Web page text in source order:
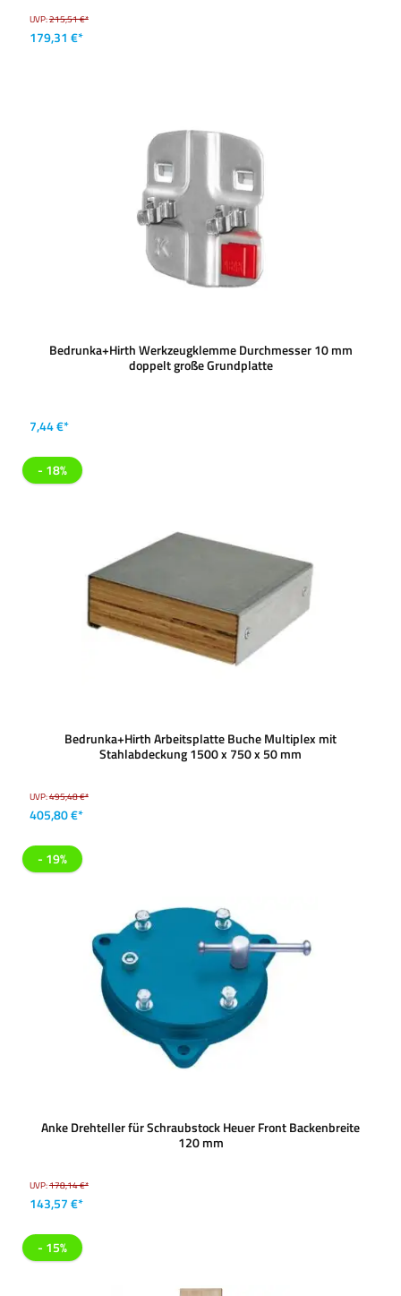
UVP:215,51 €*
179,31 €*
Bedrunka+Hirth Werkzeugklemme Durchmesser 10 mm
doppelt große Grundplatte
7,44 €*
- 18%
Bedrunka+Hirth Arbeitsplatte Buche Multiplex mit
Stahlabdeckung 1500 x 750 x 50 mm
UVP:495,48 €*
405,80 €*
- 19%
Anke Drehteller für Schraubstock Heuer Front Backenbreite
120 mm
UVP:178,14 €*
143,57 €*
- 15%